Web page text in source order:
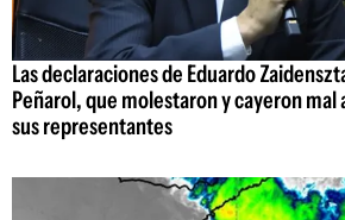
Las declaraciones de Eduardo
Peñarol, que molestaron y cayeron mal
sus representantes